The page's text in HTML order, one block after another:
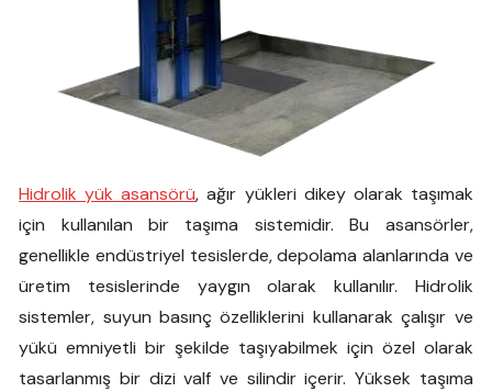
Hidrolik yük asansörü, ağır yükleri dikey olarak taşımak
için kullanılan bir taşıma sistemidir. Bu asansörler,
genellikle endüstriyel tesislerde, depolama alanlarında ve
üretim tesislerinde yaygın olarak kullanılır. Hidrolik
sistemler, suyun basınç özelliklerini kullanarak çalışır ve
yükü emniyetli bir şekilde taşıyabilmek için özel olarak
tasarlanmış bir dizi valf ve silindir içerir. Yüksek taşıma